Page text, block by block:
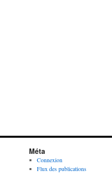
Méta
Connexion
Flux des publications